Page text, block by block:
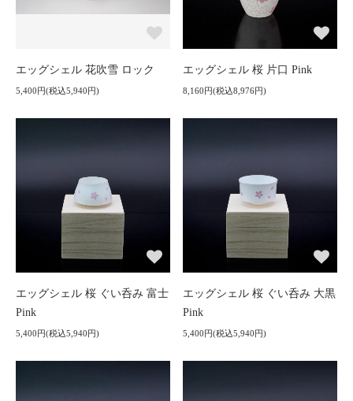
エッグシェル 花吹雪 ロック
5,400円(税込5,940円)
エッグシェル 桜 片口 Pink
8,160円(税込8,976円)
エッグシェル 桜 ぐい呑み 富士
Pink
5,400円(税込5,940円)
エッグシェル 桜 ぐい呑み 大黒
Pink
5,400円(税込5,940円)